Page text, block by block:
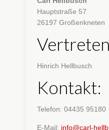
Hauptstraße 57
26197 Großenkneten
Hinrich Hellbusch
Kontakt:
Telefon: 04435 95180
E-Mail: info@carl-